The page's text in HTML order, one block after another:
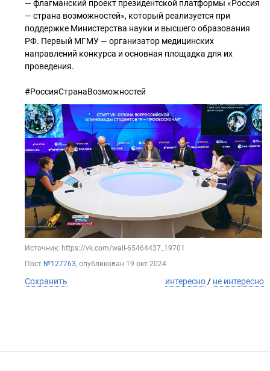
— флагманский проект президентской платформы «Россия
— страна возможностей», который реализуется при
поддержке Министерства науки и высшего образования
РФ. Первый МГМУ — организатор медицинских
направлений конкурса и основная площадка для их
проведения.
#РоссияСтранаВозможностей
Источник: https://vk.com/wall-65464437_19701
Пост №127763, опубликован 19 окт 2024
Сохранить интересно / не интересно